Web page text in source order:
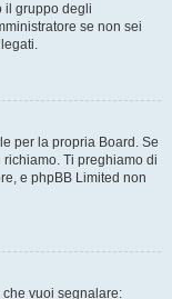
il gruppo degli
se non sei
per la propria Board. Se
Ti preghiamo di
e phpBB Limited non
che vuoi segnalare: